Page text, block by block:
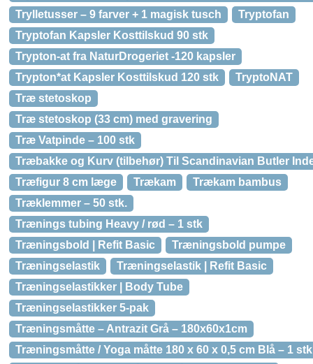
Trylletusser – 9 farver + 1 magisk tusch
Tryptofan
Tryptofan Kapsler Kosttilskud 90 stk
Trypton-at fra NaturDrogeriet -120 kapsler
Trypton*at Kapsler Kosttilskud 120 stk
TryptoNAT
Træ stetoskop
Træ stetoskop (33 cm) med gravering
Træ Vatpinde – 100 stk
Træbakke og Kurv (tilbehør) Til Scandinavian Butler
Træfigur 8 cm læge
Trækam
Trækam bambus
Træklemmer – 50 stk.
Trænings tubing Heavy / rød – 1 stk
Træningsbold | Refit Basic
Træningsbold pumpe
Træningselastik
Træningselastik | Refit Basic
Træningselastikker | Body Tube
Træningselastikker 5-pak
Træningsmåtte – Antrazit Grå – 180x60x1cm
Træningsmåtte / Yoga måtte 180 x 60 x 0,5 cm Blå – 1 stk